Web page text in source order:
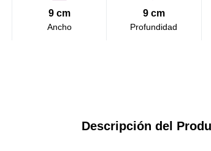
9 cm
Ancho
9 cm
Profundidad
Descripción del